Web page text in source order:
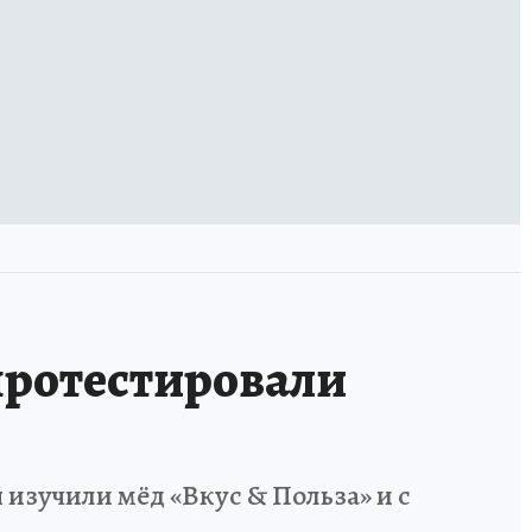
мёд «Вкус & Польза» и с